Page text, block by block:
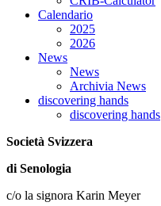
Calendario
2025
2026
News
News
Archivia News
discovering hands
discovering hands
Società Svizzera
di Senologia
c/o la signora Karin Meyer